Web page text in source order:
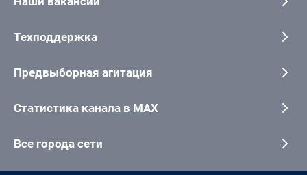
Техподдержка
Предвыборная агитация
Статистика канала в MAX
Все города сети